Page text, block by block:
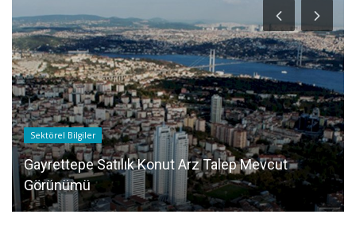
Sektörel Bilgiler
Gayrettepe Satılık Konut Arz Talep Mevcut
Görünümü